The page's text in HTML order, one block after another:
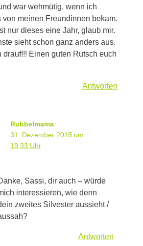
war wehmütig, wenn ich
von meinen Freundinnen bekam.
nur dieses eine Jahr, glaub mir.
sieht schon ganz anders aus.
drauf!!! Einen guten Rutsch euch
Antworten
Rubbelmama
31. Dezember 2015 um
19:33 Uhr
Sassi, dir auch – würde
interessieren, wie denn
zweites Silvester aussieht /
Antworten